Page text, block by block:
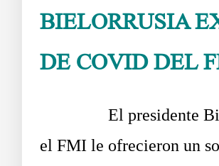
BIELORRUSIA
DE COVID DEL
El presidente
el FMI le ofrecieron un